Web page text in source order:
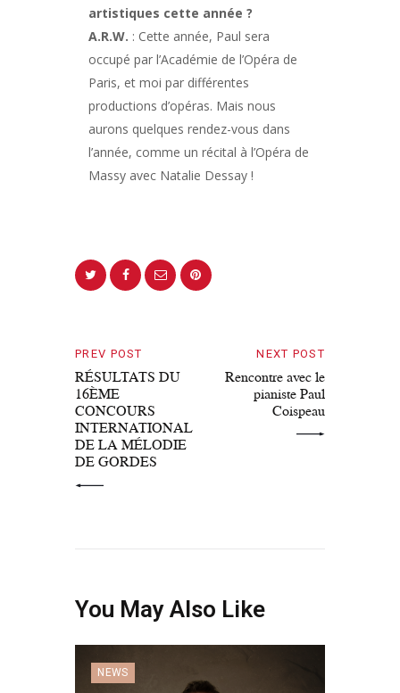
artistiques cette année ?
A.R.W. : Cette année, Paul sera
occupé par l’Académie de l’Opéra de
Paris, et moi par différentes
productions d’opéras. Mais nous
aurons quelques rendez-vous dans
l’année, comme un récital à l’Opéra de
Massy avec Natalie Dessay !
PREV POST
RÉSULTATS DU
16ÈME
CONCOURS
INTERNATIONAL
DE LA MÉLODIE
DE GORDES
NEXT POST
Rencontre avec le
pianiste Paul
Coispeau
You May Also Like
NEWS